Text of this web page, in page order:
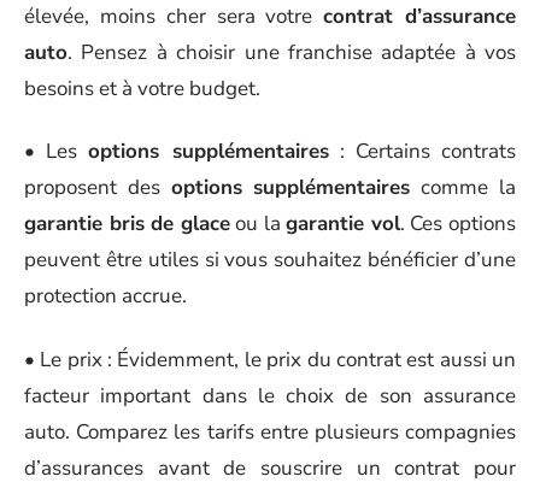
élevée, moins cher sera votrecontrat d’assurance
auto. Pensez à choisir une franchise adaptée à vos
besoins et à votre budget.
• Lesoptions supplémentaires: Certains contrats
proposent des options supplémentaires comme la
garantie bris de glaceou lagarantie vol. Ces options
peuvent être utiles si vous souhaitez bénéficier d’une
protection accrue.
• Le prix : Évidemment, le prix du contrat est aussi un
facteur important dans le choix de son assurance
auto. Comparez les tarifs entre plusieurs compagnies
d’assurances avant de souscrire un contrat pour